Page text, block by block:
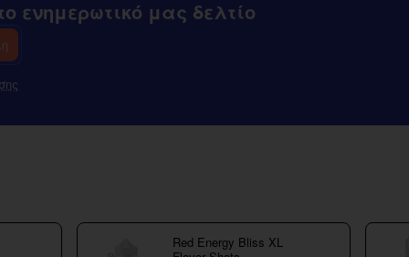
ενημερωτικό μας δελτίο
Red Energy Bliss XL